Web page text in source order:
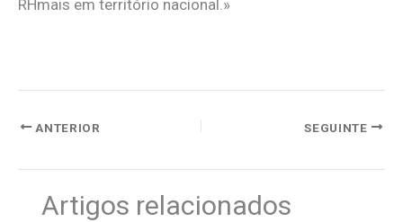
RHmais em território nacional.»
ANTERIOR SEGUINTE
Artigos relacionados